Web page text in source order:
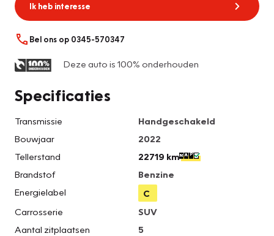
Ik heb interesse
Bel ons op 0345-570347
Deze auto is 100% onderhouden
Specificaties
Transmissie
Handgeschakeld
Bouwjaar
2022
Tellerstand
22719 km
Brandstof
Benzine
Energielabel
C
Carrosserie
SUV
Aantal zitplaatsen
5